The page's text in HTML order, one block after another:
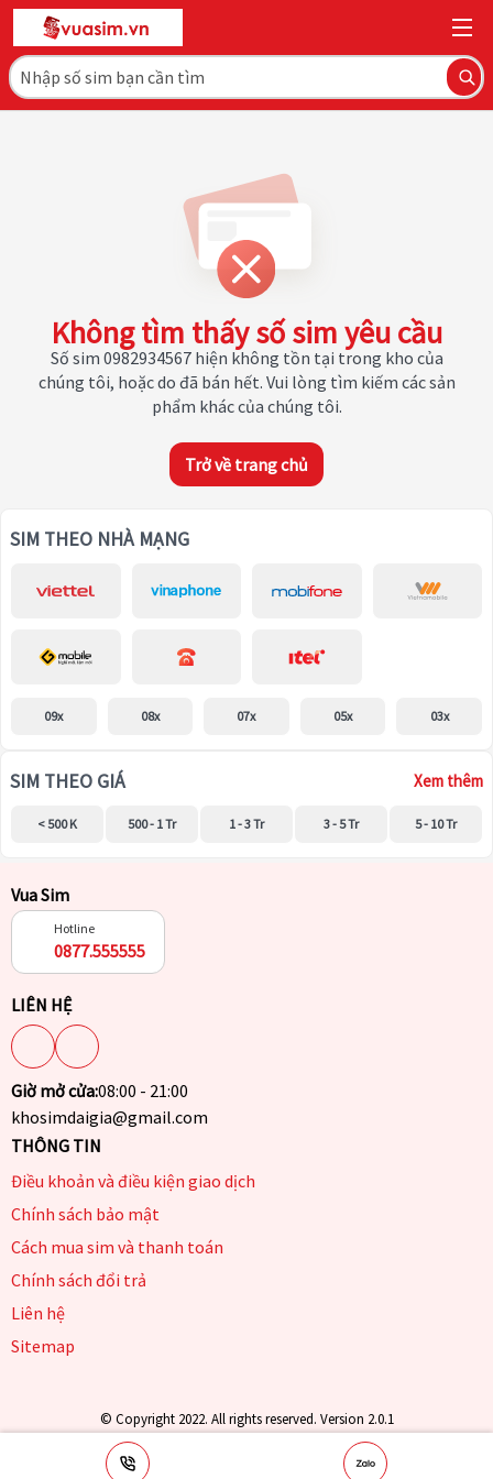
Không tìm thấy số sim yêu cầu
Số sim 0982934567 hiện không tồn tại trong kho của
chúng tôi, hoặc do đã bán hết. Vui lòng tìm kiếm các sản
phẩm khác của chúng tôi.
Trở về trang chủ
SIM THEO NHÀ MẠNG
09x 08x 07x 05x 03x
SIM THEO GIÁ Xem thêm
< 500 K 500 - 1 Tr 1 - 3 Tr 3 - 5 Tr 5 - 10 Tr
Vua Sim
Hotline
0877.555555
LIÊN HỆ
Giờ mở cửa:08:00 - 21:00
khosimdaigia@gmail.com
THÔNG TIN
Điều khoản và điều kiện giao dịch
Chính sách bảo mật
Cách mua sim và thanh toán
Chính sách đổi trả
Liên hệ
Sitemap
© Copyright 2022. All rights reserved. Version 2.0.1